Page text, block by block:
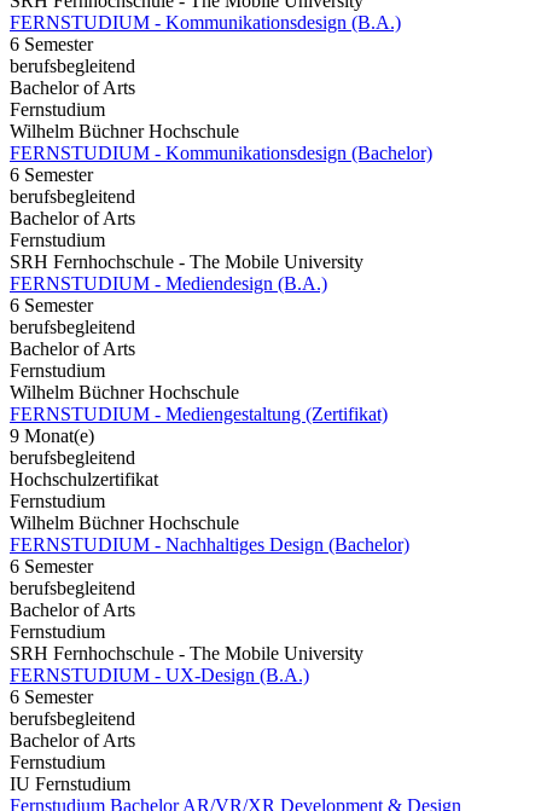
FERNSTUDIUM - Kommunikationsdesign (B.A.)
6 Semester
berufsbegleitend
Bachelor of Arts
Fernstudium
Wilhelm Büchner Hochschule
FERNSTUDIUM - Kommunikationsdesign (Bachelor)
6 Semester
berufsbegleitend
Bachelor of Arts
Fernstudium
SRH Fernhochschule - The Mobile University
FERNSTUDIUM - Mediendesign (B.A.)
6 Semester
berufsbegleitend
Bachelor of Arts
Fernstudium
Wilhelm Büchner Hochschule
FERNSTUDIUM - Mediengestaltung (Zertifikat)
9 Monat(e)
berufsbegleitend
Hochschulzertifikat
Fernstudium
Wilhelm Büchner Hochschule
FERNSTUDIUM - Nachhaltiges Design (Bachelor)
6 Semester
berufsbegleitend
Bachelor of Arts
Fernstudium
SRH Fernhochschule - The Mobile University
FERNSTUDIUM - UX-Design (B.A.)
6 Semester
berufsbegleitend
Bachelor of Arts
Fernstudium
IU Fernstudium
Fernstudium Bachelor AR/VR/XR Development & Design